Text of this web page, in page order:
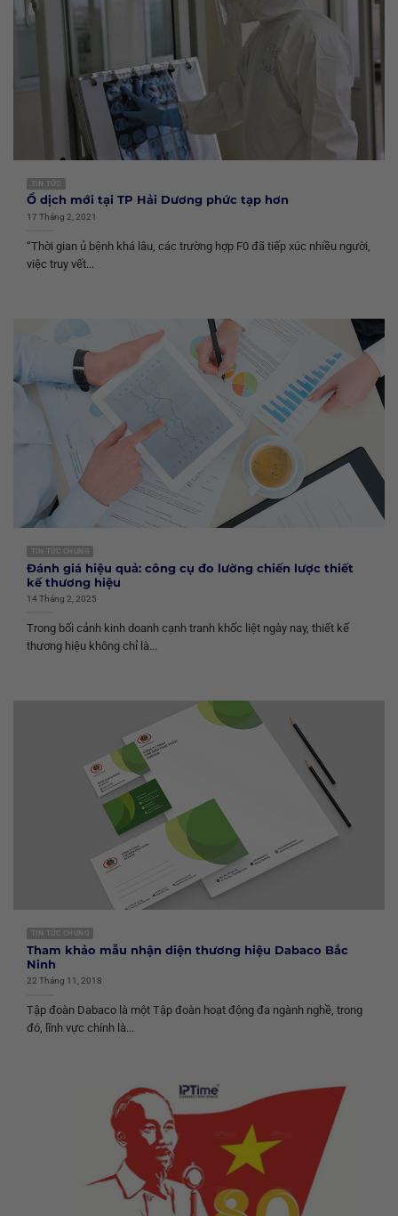
TIN TỨC
Ổ dịch mới tại TP Hải Dương phức tạp hơn
17 Tháng 2, 2021
“Thời gian ủ bệnh khá lâu, các trường hợp F0 đã tiếp xúc nhiều người,
việc truy vết...
TIN TỨC CHUNG
Đánh giá hiệu quả: công cụ đo lường chiến lược thiết
kế thương hiệu
14 Tháng 2, 2025
Trong bối cảnh kinh doanh cạnh tranh khốc liệt ngày nay, thiết kế
thương hiệu không chỉ là...
TIN TỨC CHUNG
Tham khảo mẫu nhận diện thương hiệu Dabaco Bắc
Ninh
22 Tháng 11, 2018
Tập đoàn Dabaco là một Tập đoàn hoạt động đa ngành nghề, trong
đó, lĩnh vực chính là...